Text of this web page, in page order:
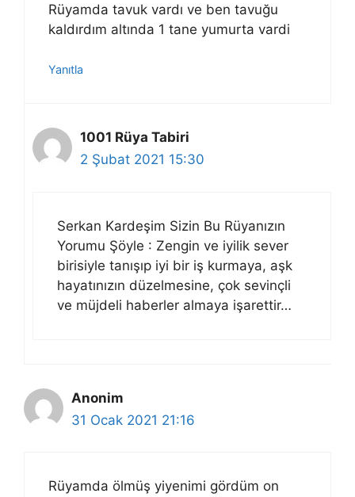
Rüyamda tavuk vardı ve ben tavuğu
kaldırdım altında 1 tane yumurta vardi
Yanıtla
1001 Rüya Tabiri
2 Şubat 2021 15:30
Serkan Kardeşim Sizin Bu Rüyanızın
Yorumu Şöyle : Zengin ve iyilik sever
birisiyle tanışıp iyi bir iş kurmaya, aşk
hayatınızın düzelmesine, çok sevinçli
ve müjdeli haberler almaya işarettir…
Anonim
31 Ocak 2021 21:16
Rüyamda ölmüş yiyenimi gördüm on